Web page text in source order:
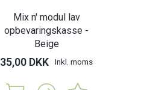
Mix n' modul lav
opbevaringskasse -
Beige
35,00 DKK Inkl. moms